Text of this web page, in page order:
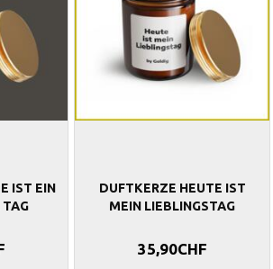
IST EIN
TAG
DUFTKERZE HEUTE IST
MEIN LIEBLINGSTAG
35,90CHF